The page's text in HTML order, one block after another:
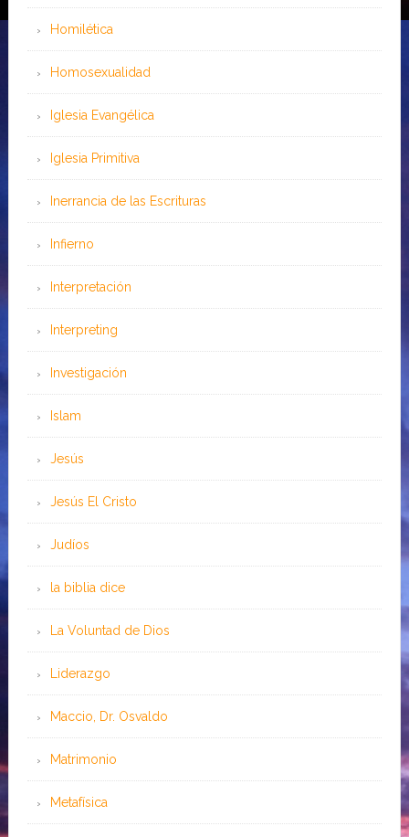
Homilética
Homosexualidad
Iglesia Evangélica
Iglesia Primitiva
Inerrancia de las Escrituras
Infierno
Interpretación
Interpreting
Investigación
Islam
Jesús
Jesús El Cristo
Judíos
la biblia dice
La Voluntad de Dios
Liderazgo
Maccio, Dr. Osvaldo
Matrimonio
Metafísica